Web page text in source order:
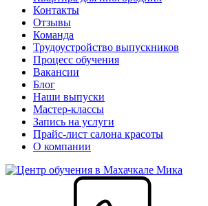
Контакты
Отзывы
Команда
Трудоустройство выпускников
Процесс обучения
Вакансии
Блог
Наши выпуски
Мастер-классы
Запись на услуги
Прайс-лист салона красоты
О компании